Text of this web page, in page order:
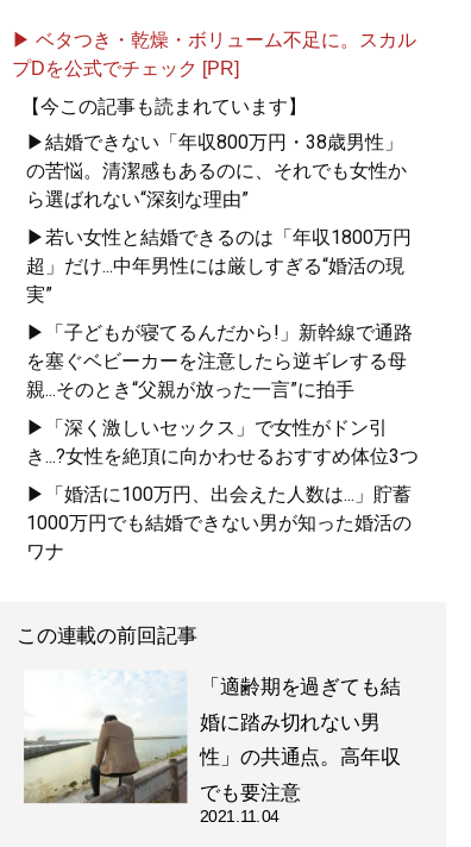
▶ ベタつき・乾燥・ボリューム不足に。スカル
プDを公式でチェック [PR]
【今この記事も読まれています】
▶結婚できない「年収800万円・38歳男性」
の苦悩。清潔感もあるのに、それでも女性か
ら選ばれない“深刻な理由”
▶若い女性と結婚できるのは「年収1800万円
超」だけ...中年男性には厳しすぎる“婚活の現
実”
▶「子どもが寝てるんだから!」新幹線で通路
を塞ぐベビーカーを注意したら逆ギレする母
親...そのとき“父親が放った一言”に拍手
▶「深く激しいセックス」で女性がドン引
き...?女性を絶頂に向かわせるおすすめ体位3つ
▶「婚活に100万円、出会えた人数は...」貯蓄
1000万円でも結婚できない男が知った婚活の
ワナ
この連載の前回記事
「適齢期を過ぎても結
婚に踏み切れない男
性」の共通点。高年収
でも要注意
2021.11.04